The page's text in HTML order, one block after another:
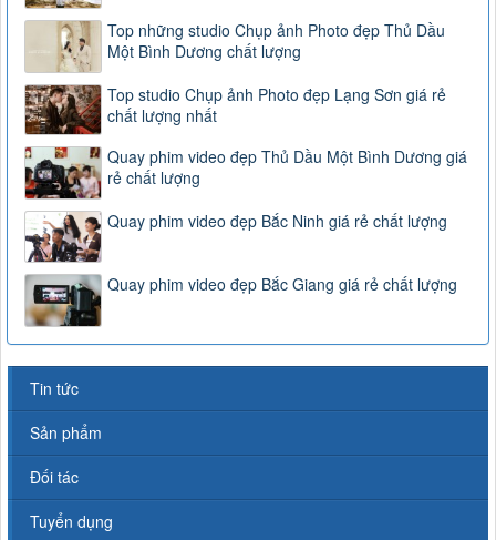
Top những studio Chụp ảnh Photo đẹp Thủ Dầu
Một Bình Dương chất lượng
Top studio Chụp ảnh Photo đẹp Lạng Sơn giá rẻ
chất lượng nhất
Quay phim video đẹp Thủ Dầu Một Bình Dương giá
rẻ chất lượng
Quay phim video đẹp Bắc Ninh giá rẻ chất lượng
Quay phim video đẹp Bắc Giang giá rẻ chất lượng
Tin tức
Sản phẩm
Đối tác
Tuyển dụng